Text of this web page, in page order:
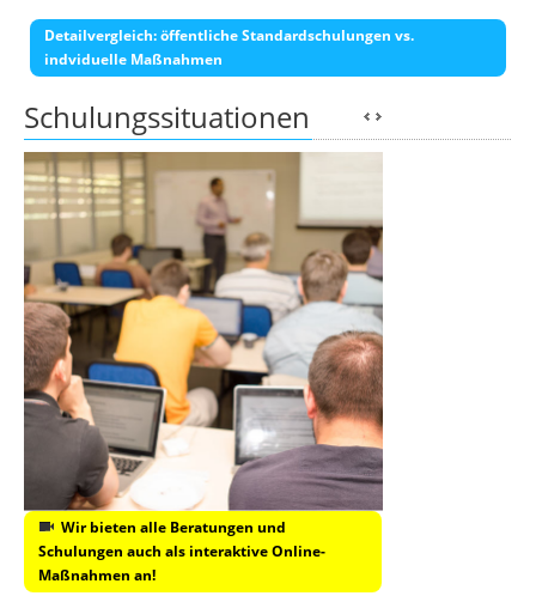
Detailvergleich: öffentliche Standardschulungen vs.
indviduelle Maßnahmen
Schulungssituationen
Wir bieten alle Beratungen und
Schulungen auch als interaktive Online-
Maßnahmen an!